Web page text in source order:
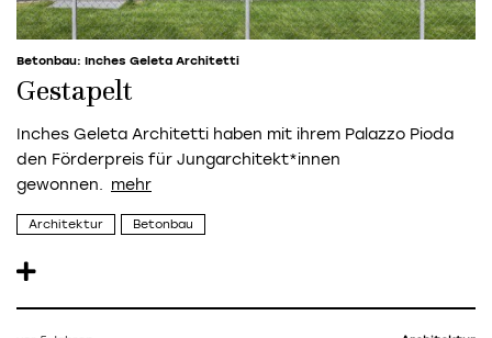
Betonbau: Inches Geleta Architetti
Gestapelt
Inches Geleta Architetti haben mit ihrem Palazzo Pioda
den Förderpreis für Jungarchitekt*innen
gewonnen.
Architektur Betonbau